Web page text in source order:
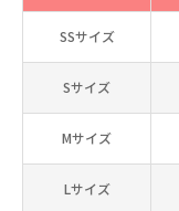
SSサイズ
Sサイズ
Mサイズ
Lサイズ